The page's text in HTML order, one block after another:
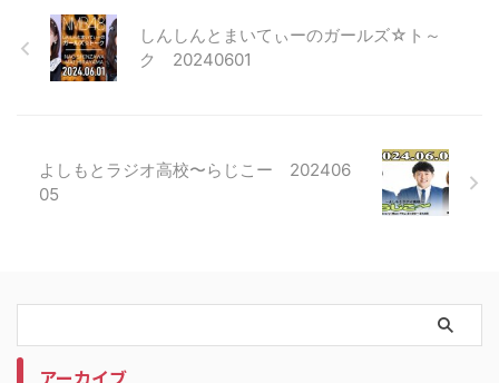
しんしんとまいてぃーのガールズ☆ト～
ク 20240601
よしもとラジオ高校〜らじこー 202406
05
アーカイブ